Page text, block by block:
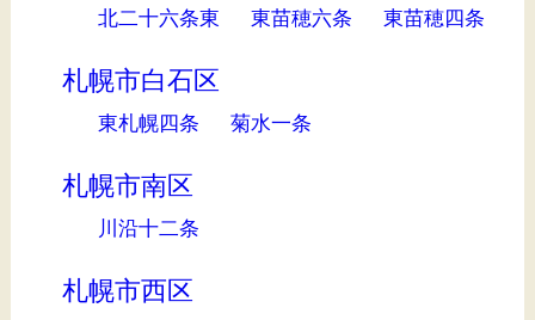
北二十六条東
東苗穂六条 東苗穂四条
札幌市白石区
東札幌四条 菊水一条
札幌市南区
川沿十二条
札幌市西区